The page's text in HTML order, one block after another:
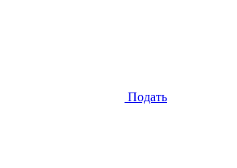
Подать